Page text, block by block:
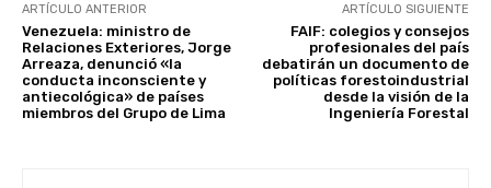
ARTÍCULO ANTERIOR
Venezuela: ministro de
Relaciones Exteriores, Jorge
Arreaza, denunció «la
conducta inconsciente y
antiecológica» de países
miembros del Grupo de Lima
ARTÍCULO SIGUIENTE
FAIF: colegios y consejos
profesionales del país
debatirán un documento de
políticas forestoindustrial
desde la visión de la
Ingeniería Forestal